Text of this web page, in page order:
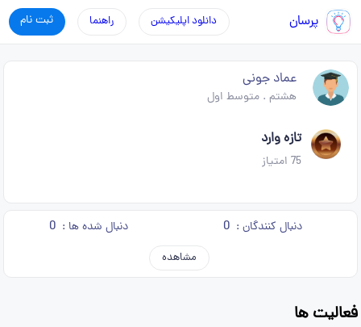
پرسان ثبت نام راهنما دانلود اپلیکیشن
عماد جونی
هشتم .متوسط اول
تازه وارد
75 امتیاز
دنبال کنندگان : 0 دنبال شده ها : 0
مشاهده
فعالیت ها